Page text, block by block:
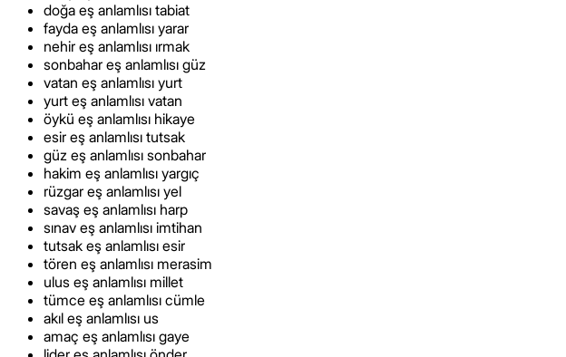
doğa eş anlamlısı tabiat
fayda eş anlamlısı yarar
nehir eş anlamlısı ırmak
sonbahar eş anlamlısı güz
vatan eş anlamlısı yurt
yurt eş anlamlısı vatan
öykü eş anlamlısı hikaye
esir eş anlamlısı tutsak
güz eş anlamlısı sonbahar
hakim eş anlamlısı yargıç
rüzgar eş anlamlısı yel
savaş eş anlamlısı harp
sınav eş anlamlısı imtihan
tutsak eş anlamlısı esir
tören eş anlamlısı merasim
ulus eş anlamlısı millet
tümce eş anlamlısı cümle
akıl eş anlamlısı us
amaç eş anlamlısı gaye